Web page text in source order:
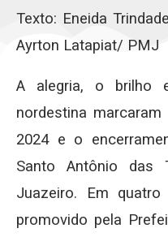
Texto: Eneida
Ayrton Latapiat/ PMJ
A alegria, o brilho
nordestina
2024 e o
Santo Antônio das
Juazeiro. Em
promovido pela